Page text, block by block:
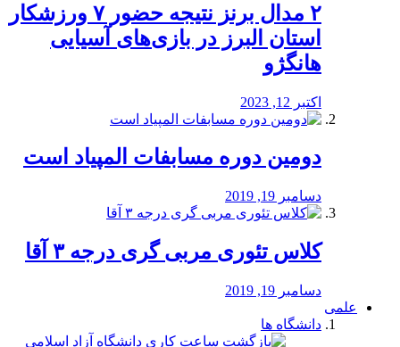
۲ مدال برنز نتیجه حضور ۷ ورزشکار
استان البرز در بازی‌های آسیایی
هانگژو
اکتبر 12, 2023
دومین دوره مسابفات المپیاد است
دسامبر 19, 2019
کلاس تئوری مربی گری درجه ۳ آقا
دسامبر 19, 2019
علمی
دانشگاه ها